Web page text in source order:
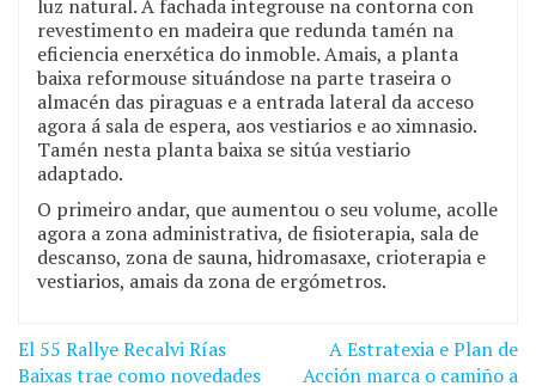
luz natural. A fachada integrouse na contorna con
revestimento en madeira que redunda tamén na
eficiencia enerxética do inmoble. Amais, a planta
baixa reformouse situándose na parte traseira o
almacén das piraguas e a entrada lateral da acceso
agora á sala de espera, aos vestiarios e ao ximnasio.
Tamén nesta planta baixa se sitúa vestiario
adaptado.
O primeiro andar, que aumentou o seu volume, acolle
agora a zona administrativa, de fisioterapia, sala de
descanso, zona de sauna, hidromasaxe, crioterapia e
vestiarios, amais da zona de ergómetros.
Navegación
El 55 Rallye Recalvi Rías
Baixas trae como novedades
A Estratexia e Plan de
Acción marca o camiño a